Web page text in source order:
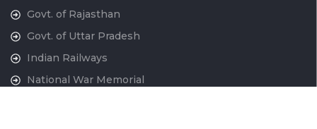
Govt. of Rajasthan
Govt. of Uttar Pradesh
Indian Railways
National War Memorial